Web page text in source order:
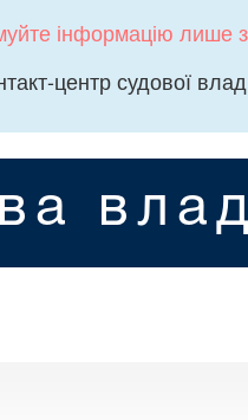
інформацію лише
центр судової